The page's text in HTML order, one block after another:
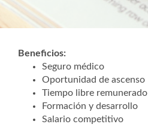
Beneficios:
Seguro médico
Oportunidad de ascenso
Tiempo libre remunerado
Formación y desarrollo
Salario competitivo